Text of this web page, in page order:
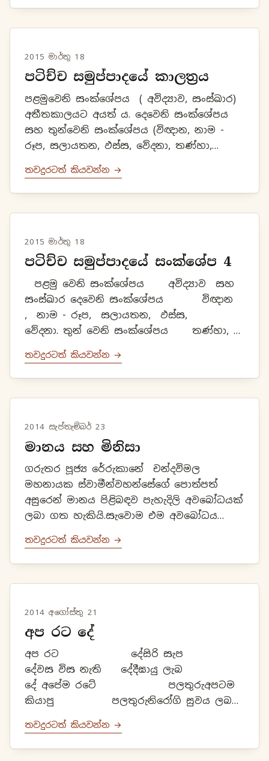
2015 මාර්තු 18
පටිච්ච සමුප්පාදයේ කාලත්‍රය
පළමුවෙනි සංක්ශේපය ( අවිද්‍යාව, සංස්ඛාර)
අතීතකාලයට අයත්‍ ය. දෙවෙනි සංක්ශේපය
සහ තුන්වෙනි සංක්ශේපය (විඥාන, නාම -
රූප, සලායතන, ඵස්ස, වේදනා, තණ්හා,
අයත්ය. හතර වෙනි සංක්ශේපය (ජාති, ජරා,
මරණ) අනාගත...
තවදුරටත් කියවන්න →
2015 මාර්තු 18
පටිච්ච සමුප්පාදයේ සංක්ශේප 4
පළමු වෙනි සංක්ශේපය අවිද්‍යාව සහ
සංස්ඛාර දෙවෙනි සංක්ශේපය විඥාන
, නාම - රූප, සලායතන, ඵස්ස,
වේදනා. තුන් වෙනි සංක්ශේපය තණ්හා,
ජාති, ජරා මරණ .
තවදුරටත් කියවන්න →
2014 සැප්තැම්බර් 23
මානය සහ මිනිසා
ගරුතර පූජ්‍ය රේරුකානේ චන්දවිමල
මහනායක ස්වාමීන්වහන්සේගේ පොත්පත්
අසුරෙන් මානය පිළිබඳව පැහැදිලි අවබෝධයක්
ලබා ගත හැකියි.සැවොම එම අවබෝධය
ලබාගත යුතුයි යන්නයි මගේ හැඟීම. මානය
පිළිබඳව මට ඇති වූ සිතුවිලි මෙසේ සටහන්
තබන්නට යෙ...
තවදුරටත් කියවන්න →
2014 අගෝස්තු 21
අප රට දේ
අප රට දේසිරි සැප
දේවස විස නැති දේදීඝායු ලැබ
දේ අපේම රටේ පලතුරුඅපටම
කියාපු පලතුරුනිරෝගි සුවය ලබන
පලතුරුපූජා කර දන් දෙන
පලතුරු මොනවද ඒ පලතුර...
තවදුරටත් කියවන්න →